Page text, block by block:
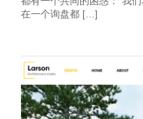
在一个询盘都 […]